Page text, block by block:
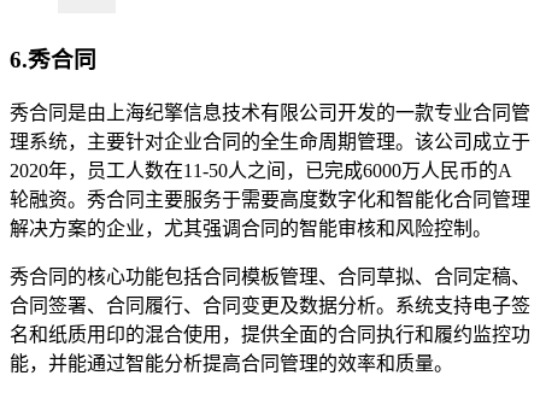
6.秀合同
秀合同是由上海纪擎信息技术有限公司开发的一款专业合同管
理系统，主要针对企业合同的全生命周期管理。该公司成立于
2020年，员工人数在11-50人之间，已完成6000万人民币的A
轮融资。秀合同主要服务于需要高度数字化和智能化合同管理
解决方案的企业，尤其强调合同的智能审核和风险控制。
秀合同的核心功能包括合同模板管理、合同草拟、合同定稿、
合同签署、合同履行、合同变更及数据分析。系统支持电子签
名和纸质用印的混合使用，提供全面的合同执行和履约监控功
能，并能通过智能分析提高合同管理的效率和质量。